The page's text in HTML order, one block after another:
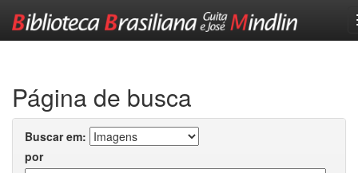
Página de busca
Buscar em:
por